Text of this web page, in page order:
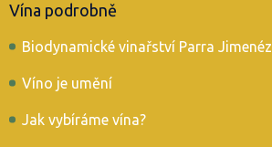
Vína podrobně
Biodynamické vinařství Parra Jimenéz
Víno je umění
Jak vybíráme vína?